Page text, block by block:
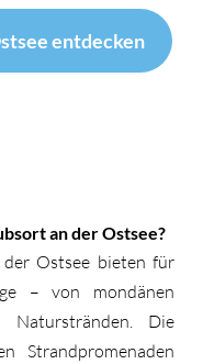
entdecken
an der Ostsee?
Ostsee bieten für
– von mondänen
Die
Strandpromenaden